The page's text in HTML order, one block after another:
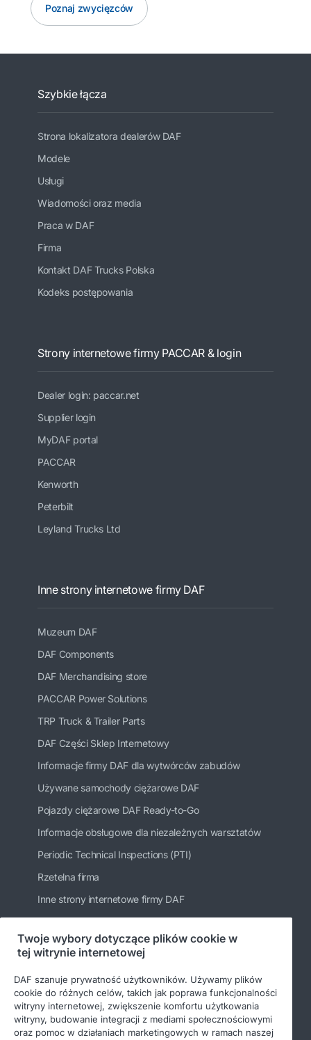
Poznaj zwycięzców
Szybkie łącza
Strona lokalizatora dealerów DAF
Modele
Usługi
Wiadomości oraz media
Praca w DAF
Firma
Kontakt DAF Trucks Polska
Kodeks postępowania
Strony internetowe firmy PACCAR & login
Dealer login: paccar.net
Supplier login
MyDAF portal
PACCAR
Kenworth
Peterbilt
Leyland Trucks Ltd
Inne strony internetowe firmy DAF
Muzeum DAF
DAF Components
DAF Merchandising store
PACCAR Power Solutions
TRP Truck & Trailer Parts
DAF Części Sklep Internetowy
Informacje firmy DAF dla wytwórców zabudów
Używane samochody ciężarowe DAF
Pojazdy ciężarowe DAF Ready-to-Go
Informacje obsługowe dla niezależnych warsztatów
Periodic Technical Inspections (PTI)
Rzetelna firma
Inne strony internetowe firmy DAF
Bądź na bieżąco
Twoje wybory dotyczące plików cookie w
tej witrynie internetowej
DAF szanuje prywatność użytkowników. Używamy plików
cookie do różnych celów, takich jak poprawa funkcjonalności
witryny internetowej, zwiększenie komfortu użytkowania
witryny, budowanie integracji z mediami społecznościowymi
oraz pomoc w działaniach marketingowych w ramach naszej